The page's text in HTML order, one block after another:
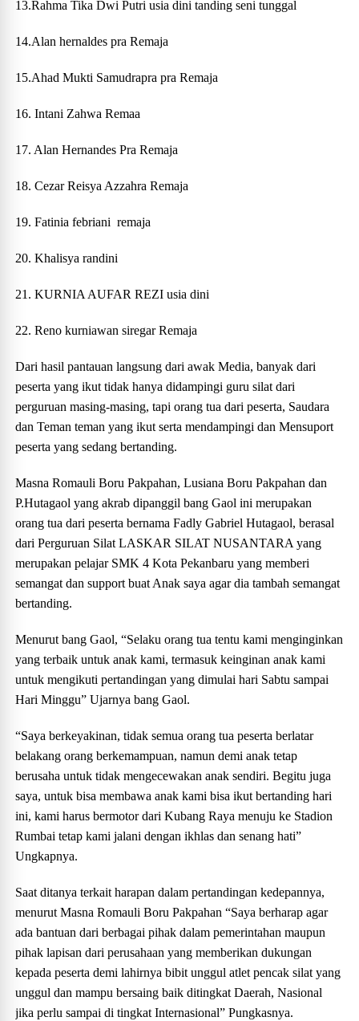
13.Rahma Tika Dwi Putri usia dini tanding seni tunggal
14.Alan hernaldes pra Remaja
15.Ahad Mukti Samudrapra pra Remaja
16. Intani Zahwa Remaa
17. Alan Hernandes Pra Remaja
18. Cezar Reisya Azzahra Remaja
19. Fatinia febriani remaja
20. Khalisya randini
21. KURNIA AUFAR REZI usia dini
22. Reno kurniawan siregar Remaja
Dari hasil pantauan langsung dari awak Media, banyak dari
peserta yang ikut tidak hanya didampingi guru silat dari
perguruan masing-masing, tapi orang tua dari peserta, Saudara
dan Teman teman yang ikut serta mendampingi dan Mensuport
peserta yang sedang bertanding.
Masna Romauli Boru Pakpahan, Lusiana Boru Pakpahan dan
P.Hutagaol yang akrab dipanggil bang Gaol ini merupakan
orang tua dari peserta bernama Fadly Gabriel Hutagaol, berasal
dari Perguruan Silat LASKAR SILAT NUSANTARA yang
merupakan pelajar SMK 4 Kota Pekanbaru yang memberi
semangat dan support buat Anak saya agar dia tambah semangat
bertanding.
Menurut bang Gaol, “Selaku orang tua tentu kami menginginkan
yang terbaik untuk anak kami, termasuk keinginan anak kami
untuk mengikuti pertandingan yang dimulai hari Sabtu sampai
Hari Minggu” Ujarnya bang Gaol.
“Saya berkeyakinan, tidak semua orang tua peserta berlatar
belakang orang berkemampuan, namun demi anak tetap
berusaha untuk tidak mengecewakan anak sendiri. Begitu juga
saya, untuk bisa membawa anak kami bisa ikut bertanding hari
ini, kami harus bermotor dari Kubang Raya menuju ke Stadion
Rumbai tetap kami jalani dengan ikhlas dan senang hati”
Ungkapnya.
Saat ditanya terkait harapan dalam pertandingan kedepannya,
menurut Masna Romauli Boru Pakpahan “Saya berharap agar
ada bantuan dari berbagai pihak dalam pemerintahan maupun
pihak lapisan dari perusahaan yang memberikan dukungan
kepada peserta demi lahirnya bibit unggul atlet pencak silat yang
unggul dan mampu bersaing baik ditingkat Daerah, Nasional
jika perlu sampai di tingkat Internasional” Pungkasnya.